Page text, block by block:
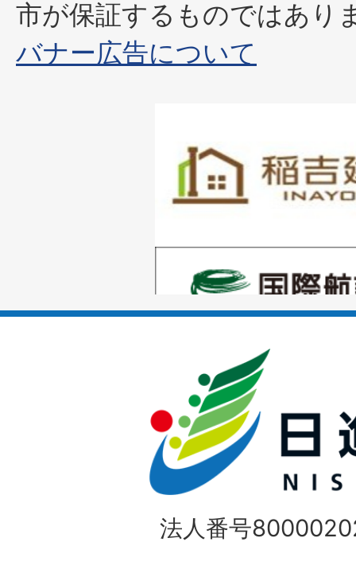
市が保証するものではあり
バナー広告について
枚
目
ラ
枚
ス
ラ
イ
ド
1
枚
目
の
法人番号